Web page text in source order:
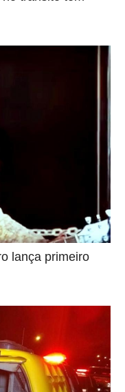
lança primeiro